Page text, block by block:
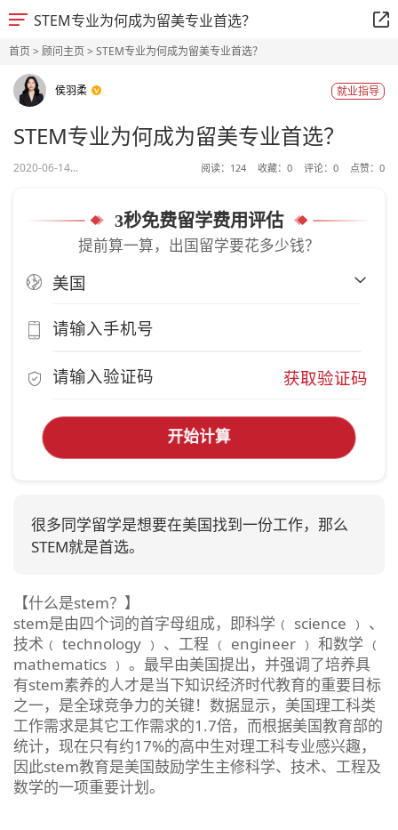
STEM专业为何成为留美专业首选？
首页> 顾问主页> STEM专业为何成为留美专业首选？
侯羽柔 就业指导
STEM专业为何成为留美专业首选？
2020-06-14... 阅读： 124 收藏： 0 评论： 0 点赞： 0
3秒免费留学费用评估
提前算一算，出国留学要花多少钱？
获取验证码
开始计算
很多同学留学是想要在美国找到一份工作，那么
STEM就是首选。
【什么是stem？】
stem是由四个词的首字母组成，即科学﹙ science ﹚ 、
技术﹙ technology ﹚ 、工程 ﹙ engineer ﹚ 和数学 ﹙
mathematics ﹚ 。最早由美国提出，并强调了培养具
有stem素养的人才是当下知识经济时代教育的重要目标
之一，是全球竞争力的关键！数据显示，美国理工科类
工作需求是其它工作需求的1.7倍，而根据美国教育部的
统计，现在只有约17%的高中生对理工科专业感兴趣，
因此stem教育是美国鼓励学生主修科学、技术、工程及
数学的一项重要计划。